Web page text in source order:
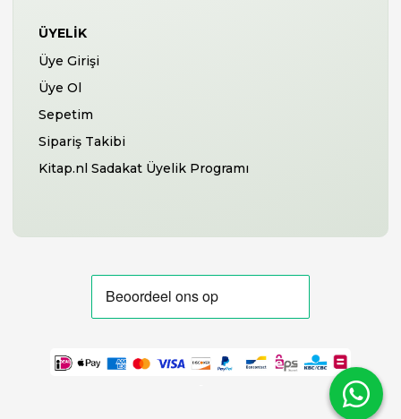
ÜYELIK
Üye Girişi
Üye Ol
Sepetim
Sipariş Takibi
Kitap.nl Sadakat Üyelik Programı